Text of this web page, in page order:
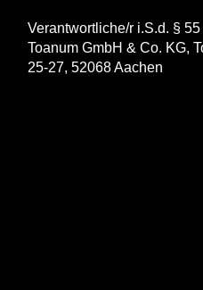
Verantwortliche/r i.S.d. § 55
Toanum GmbH & Co. KG,
25-27, 52068 Aachen